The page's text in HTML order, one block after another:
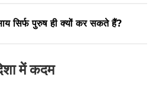
सिर्फ पुरुष ही क्यों कर सकते हैं?
में कदम